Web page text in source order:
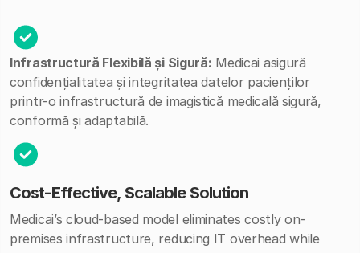
Infrastructură Flexibilă și Sigură: Medicai asigură
confidențialitatea și integritatea datelor pacienților
printr-o infrastructură de imagistică medicală sigură,
conformă și adaptabilă.
Cost-Effective, Scalable Solution
Medicai’s cloud-based model eliminates costly on-
premises infrastructure, reducing IT overhead while